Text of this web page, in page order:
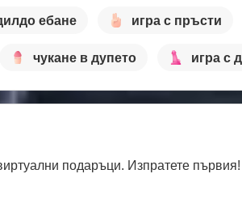
ебане игра с пръсти
чукане в дупето игра с
подаръци. Изпратете първия!